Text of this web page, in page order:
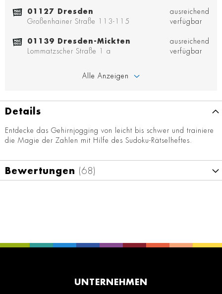
01127 Dresden
Großenhainer Straße 113-115
ausreichend
verfügbar
01139 Dresden-Mickten
Lommatzscher Straße 1 a
ausreichend
verfügbar
Alle Anzeigen
Details
Entdecke das Gehirnjogging von leicht bis schwer und trainiere
die Magie der Zahlen mit Hilfe des Sudoku-Rätselheftes.
Bewertungen 68
UNTERNEHMEN